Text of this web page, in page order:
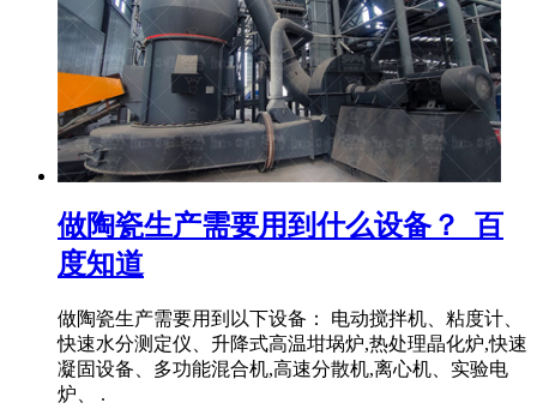
做陶瓷生产需要用到什么设备？_百
度知道
做陶瓷生产需要用到以下设备： 电动搅拌机、粘度计、
快速水分测定仪、升降式高温坩埚炉,热处理晶化炉,快速
凝固设备、多功能混合机,高速分散机,离心机、实验电
炉、 .